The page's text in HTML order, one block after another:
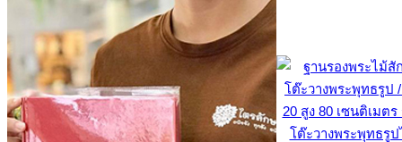
โต๊ะวางพระพุทธรู